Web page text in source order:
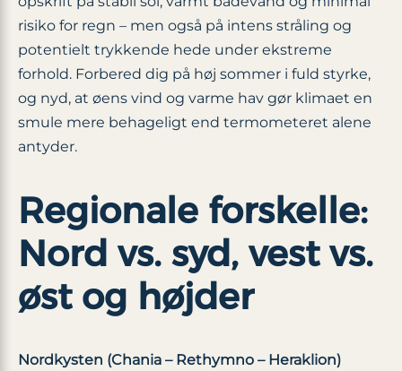
risiko for regn – men også på intens stråling og
potentielt trykkende hede under ekstreme
forhold. Forbered dig på høj sommer i fuld styrke,
og nyd, at øens vind og varme hav gør klimaet en
smule mere behageligt end termometeret alene
antyder.
Regionale forskelle:
Nord vs. syd, vest vs.
øst og højder
Nordkysten (Chania – Rethymno – Heraklion)